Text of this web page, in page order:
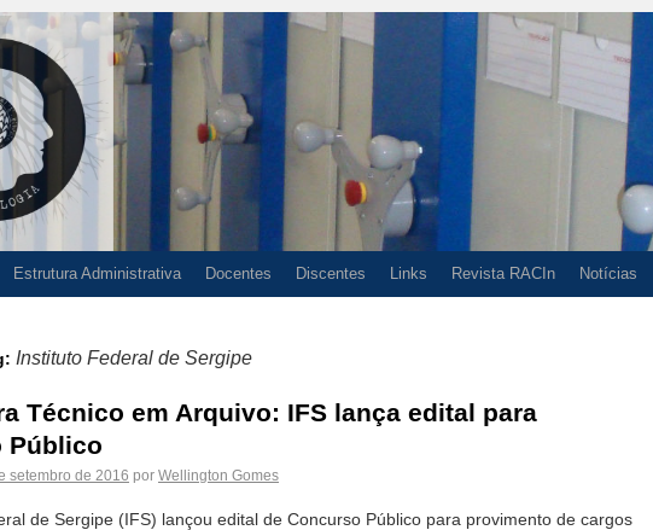
Estrutura Administrativa Docentes Discentes Links Revista RACIn Notícias
Instituto Federal de Sergipe
Técnico em Arquivo: IFS lança edital para
Público
setembro de 2016 por Wellington Gomes
de Sergipe (IFS) lançou edital de Concurso Público para provimento de cargos